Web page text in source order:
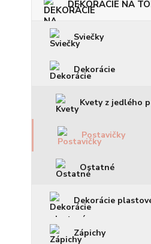
DEKORÁCIE NA
Sviečky
Dekorácie
Kvety z jedlého
Postavičky
Ostatné
Dekorácie
Zápichy